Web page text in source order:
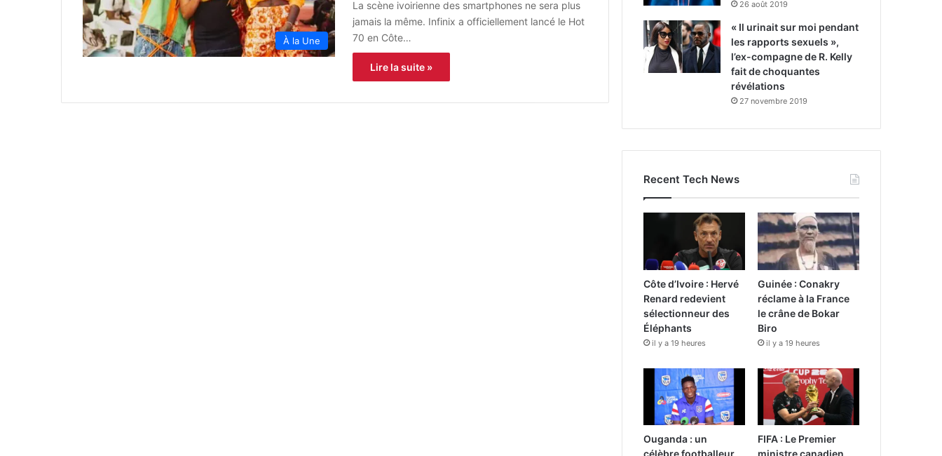
À la Une
La scène ivoirienne des smartphones ne sera plus
jamais la même. Infinix a officiellement lancé le Hot
70 en Côte…
Lire la suite »
26 août 2019
« Il urinait sur moi pendant
les rapports sexuels »,
l’ex-compagne de R. Kelly
fait de choquantes
révélations
27 novembre 2019
Recent Tech News
Côte d’Ivoire : Hervé
Renard redevient
sélectionneur des
Éléphants
il y a 19 heures
Guinée : Conakry
réclame à la France
le crâne de Bokar
Biro
il y a 19 heures
Ouganda : un
FIFA : Le Premier